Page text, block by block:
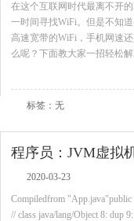
在这个互联网时代最离不开
一时间寻找WiFi。但是不知
高速宽带的WiFi，手机网速
么呢？下面教大家一招轻松解
标签：无
程序员：JVM虚拟
2020-03-23
Compiledfrom
// class java/lang/Object 8: dup